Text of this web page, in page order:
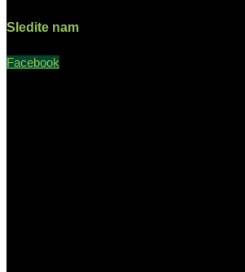
Sledite nam
Facebook